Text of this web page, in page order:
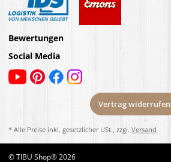
Bewertungen
Social Media
Vertrag widerrufen
* Alle Preise inkl. gesetzlicher USt., zzgl. Versand
© TIBU Shop® 2026